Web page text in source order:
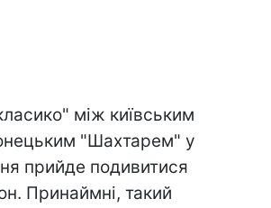
між київським
"Шахтарем" у
прийде подивитися
Принаймні, такий